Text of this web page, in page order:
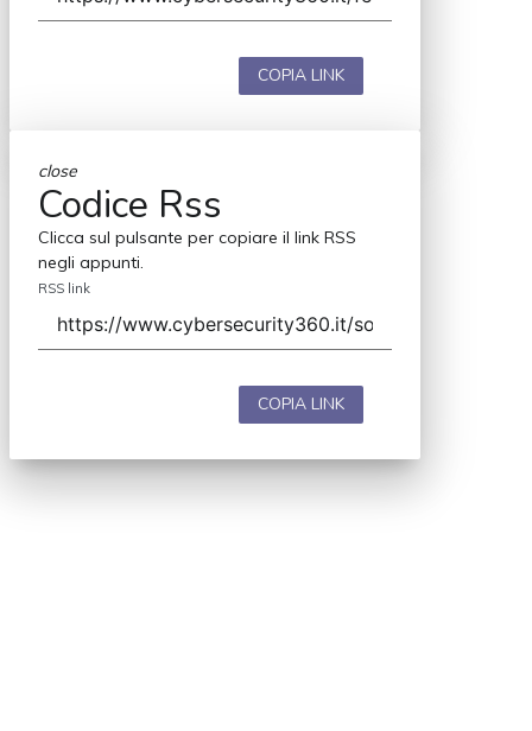
COPIA LINK
close
Codice Rss
Clicca sul pulsante per copiare il link RSS
negli appunti.
RSS link
COPIA LINK